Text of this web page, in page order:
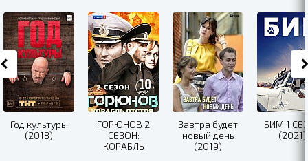
Год культуры
(2018)
ГОРЮНОВ 2
СЕЗОН:
КОРАБЛЬ
Завтра будет
новый день
(2019)
БИМ 1
(2021)